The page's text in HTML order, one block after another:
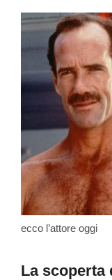
ecco l’attore oggi
La scoperta